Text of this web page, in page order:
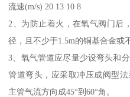
流速(m/s) 20 13 10 8
2、为防止着火，在氧气阀门后
径，且不少于1.5m的铜基合金或
3、氧气管道应尽量少设弯头和
管道弯头，应采取冲压成阀型
主管气流方向成45°到60°角。